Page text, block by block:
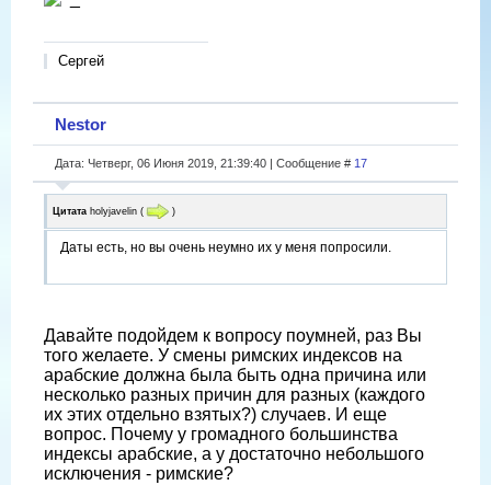
Сергей
Nestor
Дата: Четверг, 06 Июня 2019, 21:39:40 | Сообщение # 17
Цитата holyjavelin ( )
Даты есть, но вы очень неумно их у меня попросили.
Давайте подойдем к вопросу поумней, раз Вы
того желаете. У смены римских индексов на
арабские должна была быть одна причина или
несколько разных причин для разных (каждого
их этих отдельно взятых?) случаев. И еще
вопрос. Почему у громадного большинства
индексы арабские, а у достаточно небольшого
исключения - римские?